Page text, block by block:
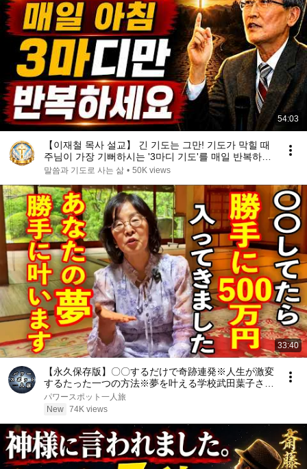
54:03
【이재철 목사 설교】 긴 기도는 그만! 기도가 막힐 때
주님이 가장 기뻐하시는 '3마디 기도'를 매일 반복하세
요
말씀과 기도로 사는 삶 • 50K views
33:40
【永久保存版】〇〇するだけで奇跡連発※人生が激変
するたった一つの方法※夢を叶える学校武田葉子さん
パワースポットインタビュー84
パワースポット一人旅
New 74K views